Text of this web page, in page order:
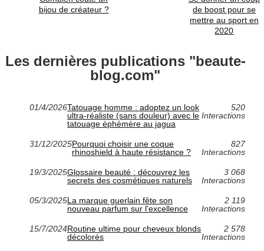
bijou de créateur ?
de boost pour se
mettre au sport en
2020
Les dernières publications "beaute-
blog.com"
01/4/2026Tatouage homme : adoptez un look
ultra-réaliste (sans douleur) avec le
tatouage éphémère au jagua
520
Interactions
31/12/2025Pourquoi choisir une coque
rhinoshield à haute résistance ?
827
Interactions
19/3/2025Glossaire beauté : découvrez les
secrets des cosmétiques naturels
3 068
Interactions
05/3/2025La marque guerlain fête son
nouveau parfum sur l'excellence
2 119
Interactions
15/7/2024Routine ultime pour cheveux blonds
décolorés
2 578
Interactions